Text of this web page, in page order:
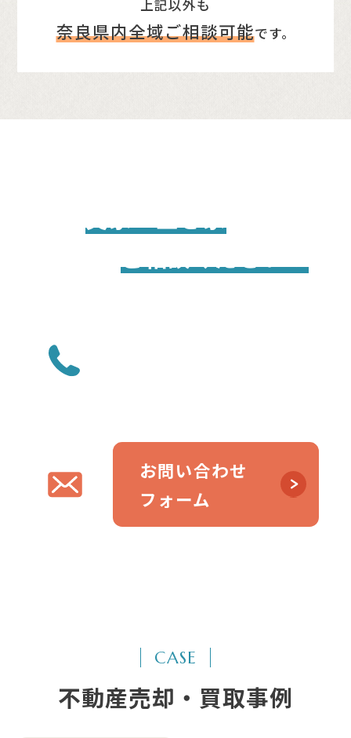
上記以外も
奈良県内全域ご相談可能です。
お問い合わせ
フォーム
CASE
不動産売却・買取事例